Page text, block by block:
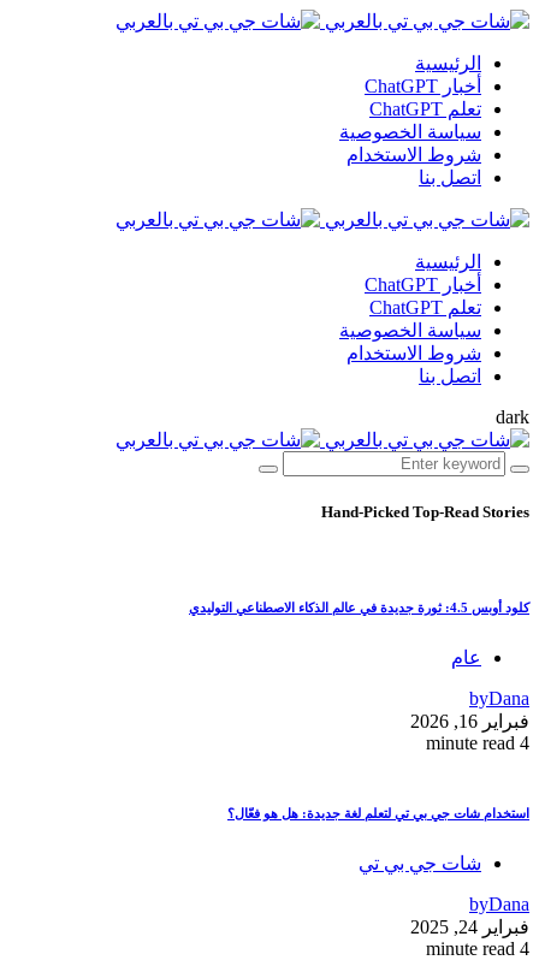
الرئيسية
أخبار ChatGPT
تعلم ChatGPT
سياسة الخصوصية
شروط الاستخدام
اتصل بنا
الرئيسية
أخبار ChatGPT
تعلم ChatGPT
سياسة الخصوصية
شروط الاستخدام
اتصل بنا
dark
Hand-Picked Top-Read Stories
كلود أوبس 4.5: ثورة جديدة في عالم الذكاء الاصطناعي التوليدي
عام
byDana
فبراير 16, 2026
4 minute read
استخدام شات جي بي تي لتعلم لغة جديدة: هل هو فعّال؟
شات جي بي تي
byDana
فبراير 24, 2025
4 minute read